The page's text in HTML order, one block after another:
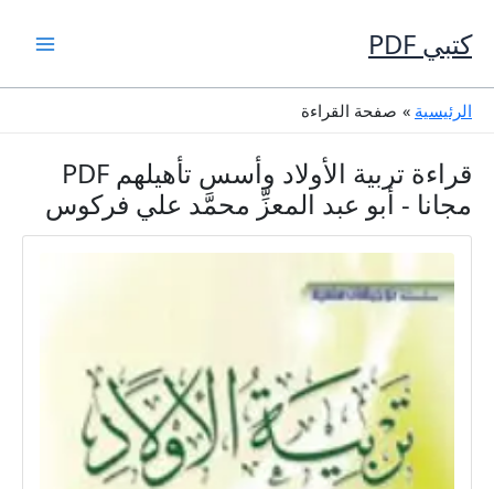
إلى
المحتوى
كتبي PDF
الرئيسية صفحة القراءة
قراءة تربية الأولاد وأسس تأهيلهم PDF
مجانا - أبو عبد المعزِّ محمَّد علي فركوس